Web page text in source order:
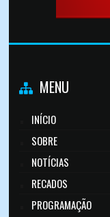
MENU
INÍCIO
SOBRE
NOTÍCIAS
RECADOS
PROGRAMAÇÃO